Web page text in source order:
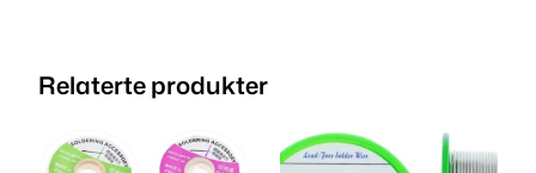
Relaterte produkter